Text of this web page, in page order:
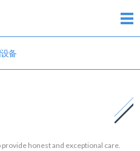
备
honest and exceptional care.